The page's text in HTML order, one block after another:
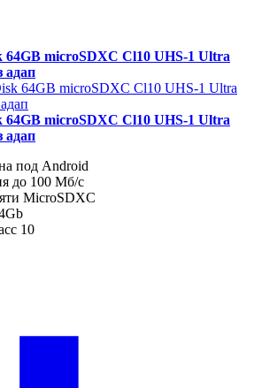
64GB microSDXC Cl10 UHS-1 Ultra
адап
64GB microSDXC Cl10 UHS-1 Ultra
адап
под Android
до 100 Мб/с
MicroSDXC
10